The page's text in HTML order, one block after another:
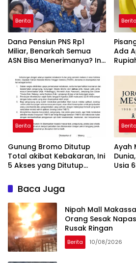
Berita
Dana Pensiun PNS Rp1
Miliar, Benarkah Semua
ASN Bisa Menerimanya? Ini
Berita
Ada
Berita
Gunung Bromo Ditutup
Total akibat Kebakaran, Ini
5 Akses yang Ditutup
Berita
Ayah
Usia
Baca Juga
Nipah Mall
Orang Sesak
Rusak Ringan
Berita 10/08/2026